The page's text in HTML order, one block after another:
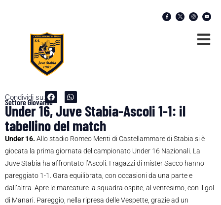
Condividi su:
Settore Giovanile
Under 16, Juve Stabia-Ascoli 1-1: il
tabellino del match
Under 16. Allo stadio Romeo Menti di Castellammare di Stabia si è
giocata la prima giornata del campionato Under 16 Nazionali. La
Juve Stabia ha affrontato l’Ascoli. I ragazzi di mister Sacco hanno
pareggiato 1-1. Gara equilibrata, con occasioni da una parte e
dall’altra. Apre le marcature la squadra ospite, al ventesimo, con il gol
di Manari. Pareggio, nella ripresa delle Vespette, grazie ad un